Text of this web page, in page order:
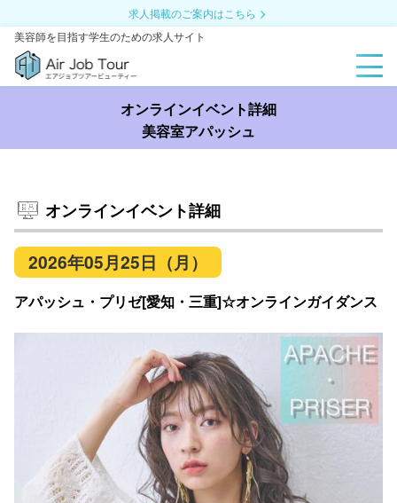
求人掲載のご案内はこちら
美容師を目指す学生のための求人サイト
オンラインイベント詳細
美容室アパッシュ
オンラインイベント詳細
2026年05月25日（月）
アパッシュ・プリゼ[愛知・三重]☆オンラインガイダンス